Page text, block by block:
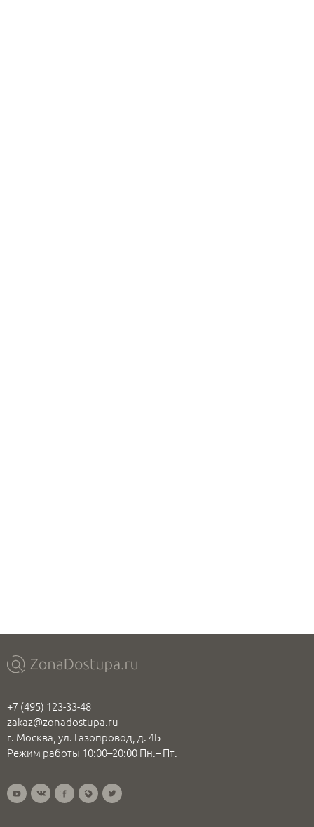
+7 (495) 123-33-48
zakaz@zonadostupa.ru
г. Москва, ул. Газопровод, д. 4Б
Режим работы 10:00–20:00 Пн.– Пт.